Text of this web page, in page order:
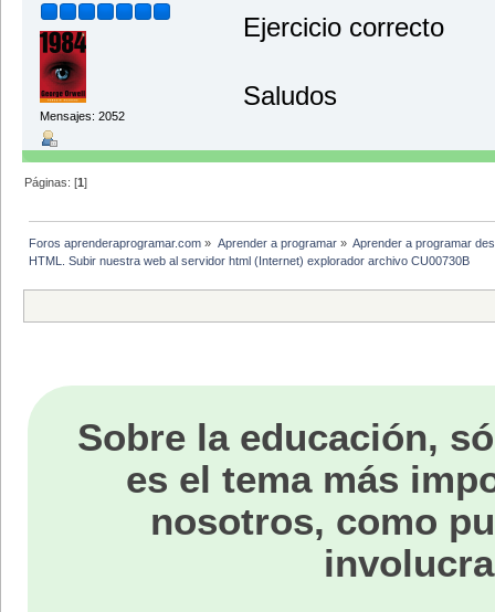
Mensajes: 2052
Ejercicio correcto
Saludos
Páginas: [1]
Foros aprenderaprogramar.com » Aprender a programar» Aprender a programar
HTML. Subir nuestra web al servidor html (Internet) explorador archivo CU00730B
Sobre la educación,
es el tema más
nosotros, como